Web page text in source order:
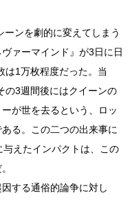
ンを劇的に変えてしまう
ァーマインド』が3日に日
は1万枚程度だった。当
の3週間後にはクイーンの
が世を去るという、ロッ
る。この二つの出来事に
えたインパクトは、この
する通俗的論争に対し